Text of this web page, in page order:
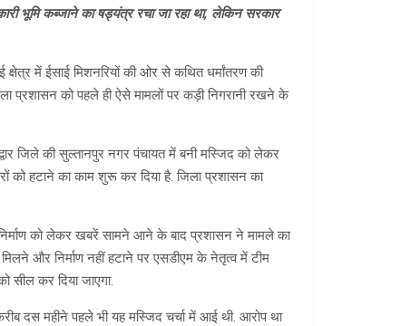
भूमि कब्जाने का षड्यंत्र रचा जा रहा था, लेकिन सरकार
में ईसाई मिशनरियों की ओर से कथित धर्मांतरण की
प्रशासन को पहले ही ऐसे मामलों पर कड़ी निगरानी रखने के
जिले की सुल्तानपुर नगर पंचायत में बनी मस्जिद को लेकर
को हटाने का काम शुरू कर दिया है. जिला प्रशासन का
को लेकर खबरें सामने आने के बाद प्रशासन ने मामले का
और निर्माण नहीं हटाने पर एसडीएम के नेतृत्व में टीम
सील कर दिया जाएगा.
दस महीने पहले भी यह मस्जिद चर्चा में आई थी. आरोप था